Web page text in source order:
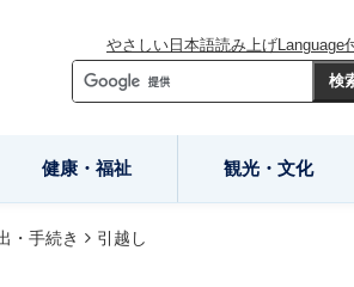
やさしい日本語読み上げLanguage
健康・福祉 観光・文化
・手続き 引越し